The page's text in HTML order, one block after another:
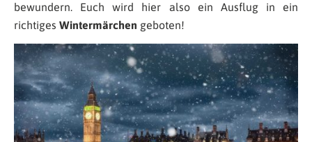
bewundern. Euch wird hier also ein Ausflug in ein
richtiges Wintermärchen geboten!